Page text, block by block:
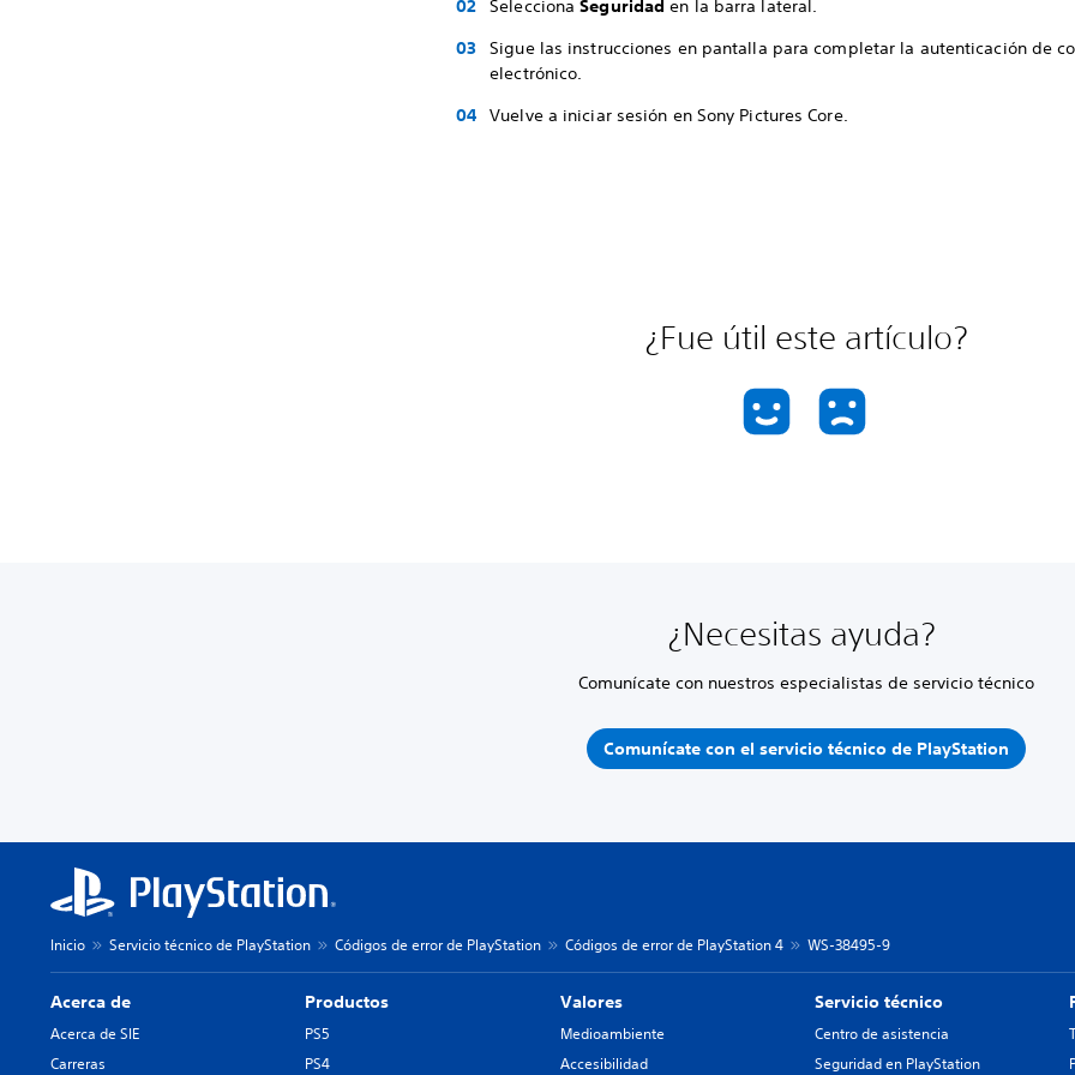
SeleccionaSeguridad en la barra lateral.
Sigue las instrucciones en pantalla para completar la autenticación de
electrónico.
Vuelve a iniciar sesión en Sony Pictures Core.
¿Fue útil este artículo?
¿Necesitas ayuda?
Comunícate con nuestros especialistas de servicio técnico
Comunícate con el servicio técnico de PlayStation
Inicio Servicio técnico de PlayStation Códigos de error de PlayStation Códigos de error de PlayStation 4 WS-38495-9
Acerca de
Acerca de SIE
Carreras
Productos
PS5
PS4
Valores
Medioambiente
Accesibilidad
Servicio técnico
Centro de asistencia
Seguridad en PlayStation